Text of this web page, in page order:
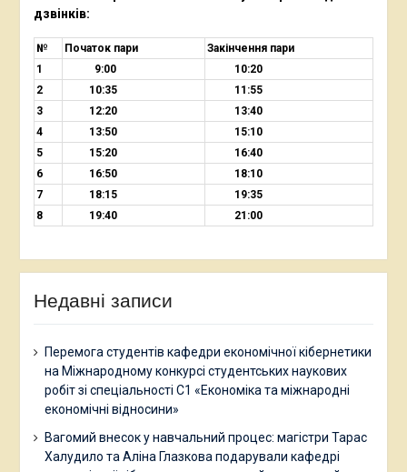
дзвінків:
№ Початок пари
Закінчення пари
1
9:00
10:20
2
10:35
11:55
3
12:20
13:40
4
13:50
15:10
5
15:20
16:40
6
16:50
18:10
7
18:15
19:35
8
19:40 21:00
Недавні записи
Перемога студентів кафедри економічної кібернетики
на Міжнародному конкурсі студентських наукових
робіт зі спеціальності С1 «Економіка та міжнародні
економічні відносини»
Вагомий внесок у навчальний процес: магістри Тарас
Халудило та Аліна Глазкова подарували кафедрі